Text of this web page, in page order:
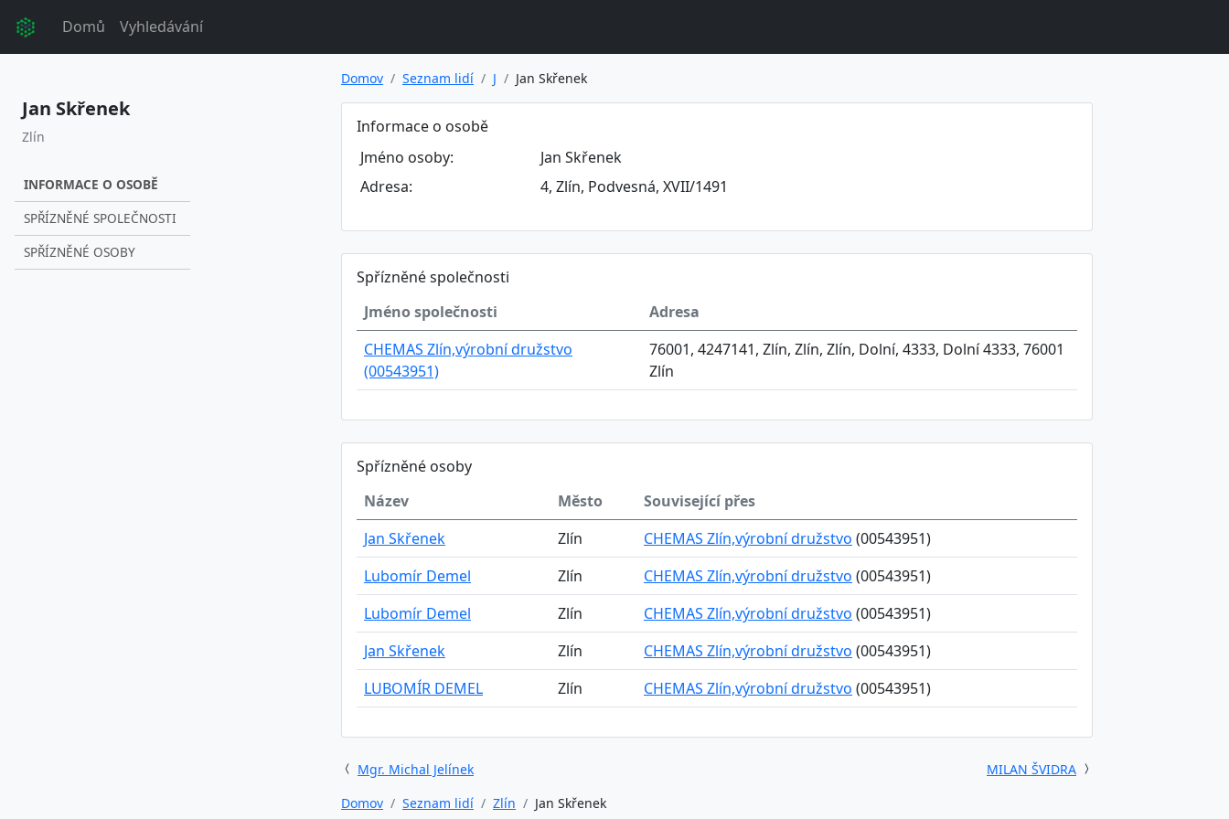
Domů Vyhledávání
Jan Skřenek
Zlín
INFORMACE O OSOBĚ
SPŘÍZNĚNÉ SPOLEČNOSTI
SPŘÍZNĚNÉ OSOBY
Domov Seznam lidí J Jan Skřenek
Informace o osobě
Jméno osoby:
Jan Skřenek
Adresa:
4, Zlín, Podvesná, XVII/1491
Spřízněné společnosti
Jméno společnosti
Adresa
CHEMAS Zlín,výrobní družstvo
(00543951)
76001, 4247141, Zlín, Zlín, Zlín, Dolní, 4333, Dolní 4333, 76001
Zlín
Spřízněné osoby
Název
Město
Související přes
Jan Skřenek
Zlín CHEMAS Zlín,výrobní družstvo (00543951)
Lubomír Demel
Zlín CHEMAS Zlín,výrobní družstvo (00543951)
Lubomír Demel
Zlín CHEMAS Zlín,výrobní družstvo (00543951)
Jan Skřenek
Zlín CHEMAS Zlín,výrobní družstvo (00543951)
LUBOMÍR DEMEL
Zlín CHEMAS Zlín,výrobní družstvo (00543951)
Mgr. Michal Jelínek
MILAN ŠVIDRA
Domov
Seznam lidí Zlín Jan Skřenek